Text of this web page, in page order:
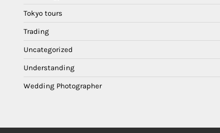
Tokyo tours
Trading
Uncategorized
Understanding
Wedding Photographer